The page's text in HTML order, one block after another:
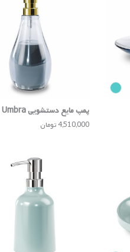
پمپ مایع دستشویی Umbra
4,510,000 تومان